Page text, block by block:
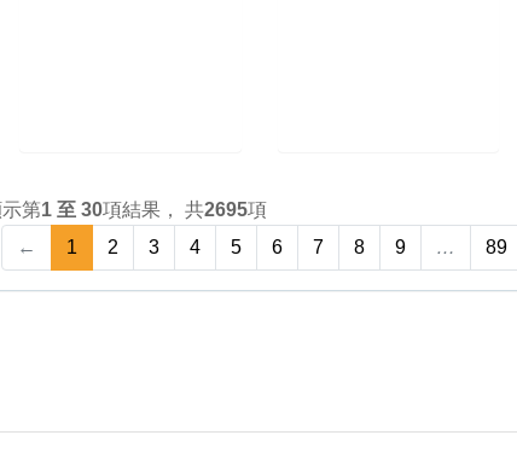
第1 至 30項結果， 共2695項
←
1 2 3 4 5 6 7 8 9 … 89